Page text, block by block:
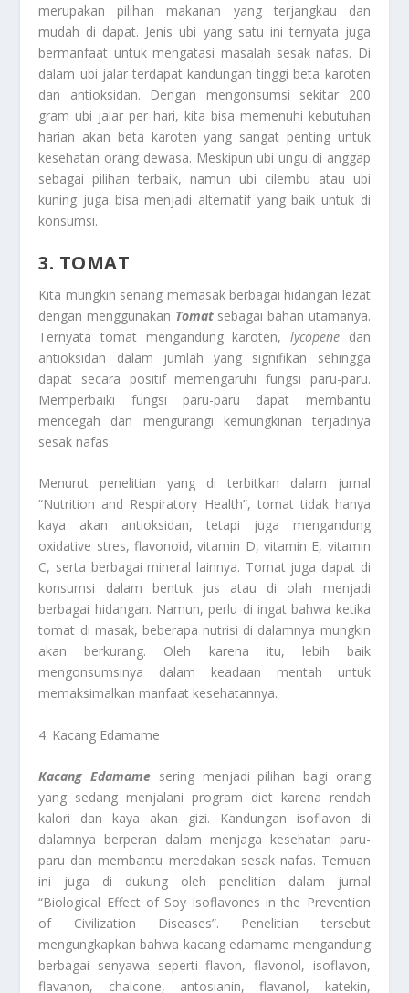
merupakan pilihan makanan yang terjangkau dan
mudah di dapat. Jenis ubi yang satu ini ternyata juga
bermanfaat untuk mengatasi masalah sesak nafas. Di
dalam ubi jalar terdapat kandungan tinggi beta karoten
dan antioksidan. Dengan mengonsumsi sekitar 200
gram ubi jalar per hari, kita bisa memenuhi kebutuhan
harian akan beta karoten yang sangat penting untuk
kesehatan orang dewasa. Meskipun ubi ungu di anggap
sebagai pilihan terbaik, namun ubi cilembu atau ubi
kuning juga bisa menjadi alternatif yang baik untuk di
konsumsi.
3. TOMAT
Kita mungkin senang memasak berbagai hidangan lezat
dengan menggunakan Tomat sebagai bahan utamanya.
Ternyata tomat mengandung karoten, lycopenedan
antioksidan dalam jumlah yang signifikan sehingga
dapat secara positif memengaruhi fungsi paru-paru.
Memperbaiki fungsi paru-paru dapat membantu
mencegah dan mengurangi kemungkinan terjadinya
sesak nafas.
Menurut penelitian yang di terbitkan dalam jurnal
“Nutrition and Respiratory Health”, tomat tidak hanya
kaya akan antioksidan, tetapi juga mengandung
oxidative stres, flavonoid, vitamin D, vitamin E, vitamin
C, serta berbagai mineral lainnya. Tomat juga dapat di
konsumsi dalam bentuk jus atau di olah menjadi
berbagai hidangan. Namun, perlu di ingat bahwa ketika
tomat di masak, beberapa nutrisi di dalamnya mungkin
akan berkurang. Oleh karena itu, lebih baik
mengonsumsinya dalam keadaan mentah untuk
memaksimalkan manfaat kesehatannya.
4. Kacang Edamame
Kacang Edamame sering menjadi pilihan bagi orang
yang sedang menjalani program diet karena rendah
kalori dan kaya akan gizi. Kandungan isoflavon di
dalamnya berperan dalam menjaga kesehatan paru-
paru dan membantu meredakan sesak nafas. Temuan
ini juga di dukung oleh penelitian dalam jurnal
“Biological Effect of Soy Isoflavones in the Prevention
of Civilization Diseases”. Penelitian tersebut
mengungkapkan bahwa kacang edamame mengandung
berbagai senyawa seperti flavon, flavonol, isoflavon,
flavanon, chalcone, antosianin, flavanol, katekin,